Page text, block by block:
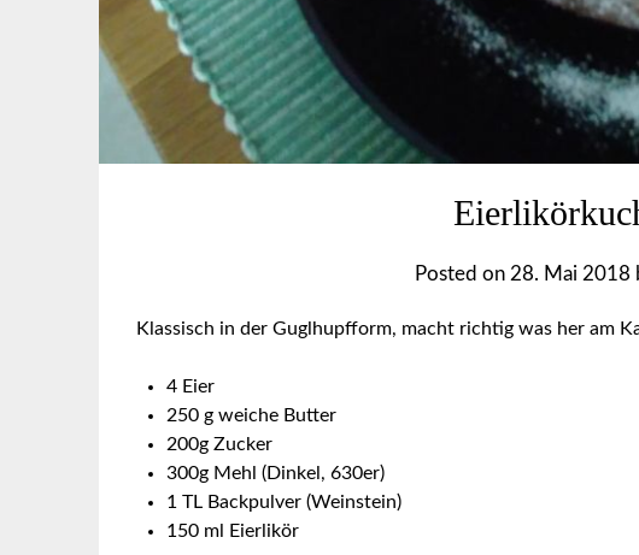
Posted on 28. Mai 2018
Klassisch in der Guglhupfform, macht richtig was her am
4 Eier
250 g weiche Butter
200g Zucker
300g Mehl (Dinkel, 630er)
1 TL Backpulver (Weinstein)
150 ml Eierlikör